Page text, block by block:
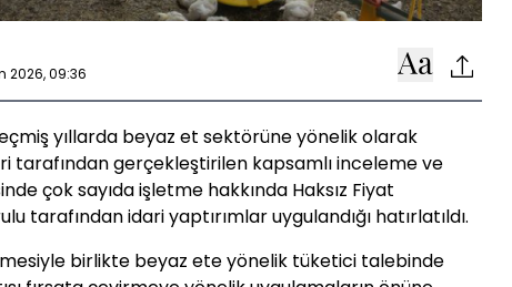
2026, 09:36
yıllarda beyaz et sektörüne yönelik olarak
tarafından gerçekleştirilen kapsamlı inceleme ve
çok sayıda işletme hakkında Haksız Fiyat
tarafından idari yaptırımlar uygulandığı hatırlatıldı.
birlikte beyaz ete yönelik tüketici talebinde